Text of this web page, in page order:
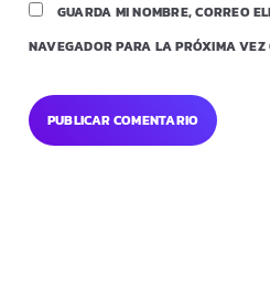
GUARDA MI NOMBRE, CORREO
NAVEGADOR PARA LA PRÓXIMA VEZ